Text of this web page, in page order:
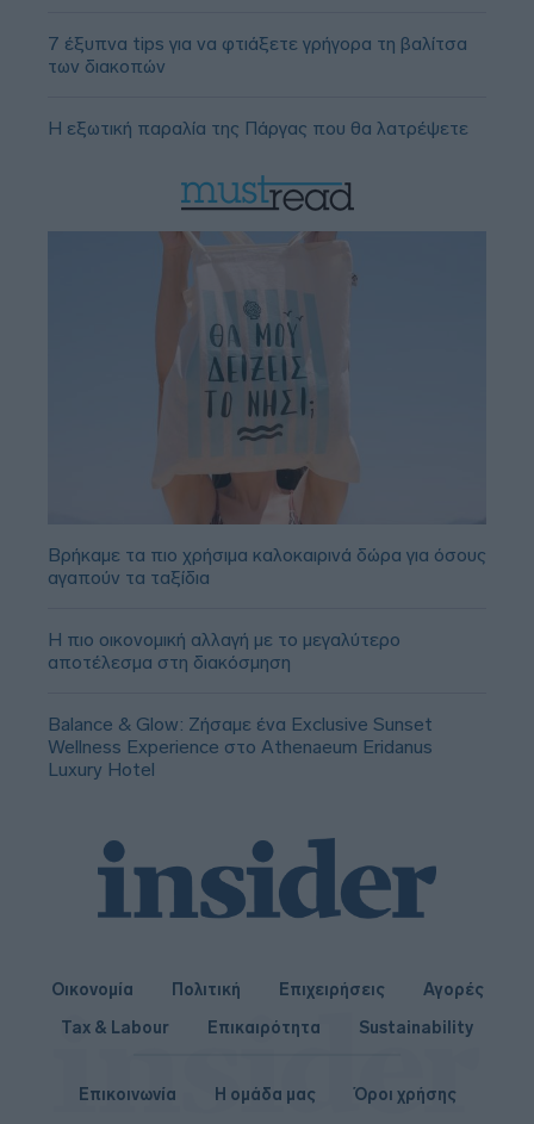
7 έξυπνα tips για να φτιάξετε γρήγορα τη βαλίτσα
των διακοπών
Η εξωτική παραλία της Πάργας που θα λατρέψετε
Βρήκαμε τα πιο χρήσιμα καλοκαιρινά δώρα για όσους
αγαπούν τα ταξίδια
Η πιο οικονομική αλλαγή με το μεγαλύτερο
αποτέλεσμα στη διακόσμηση
Balance & Glow: Ζήσαμε ένα Exclusive Sunset
Wellness Experience στο Athenaeum Eridanus
Luxury Hotel
Οικονομία Πολιτική Επιχειρήσεις
Αγορές
Tax & Labour
Επικαιρότητα Sustainability
Επικοινωνία Η ομάδα μας
Όροι χρήσης